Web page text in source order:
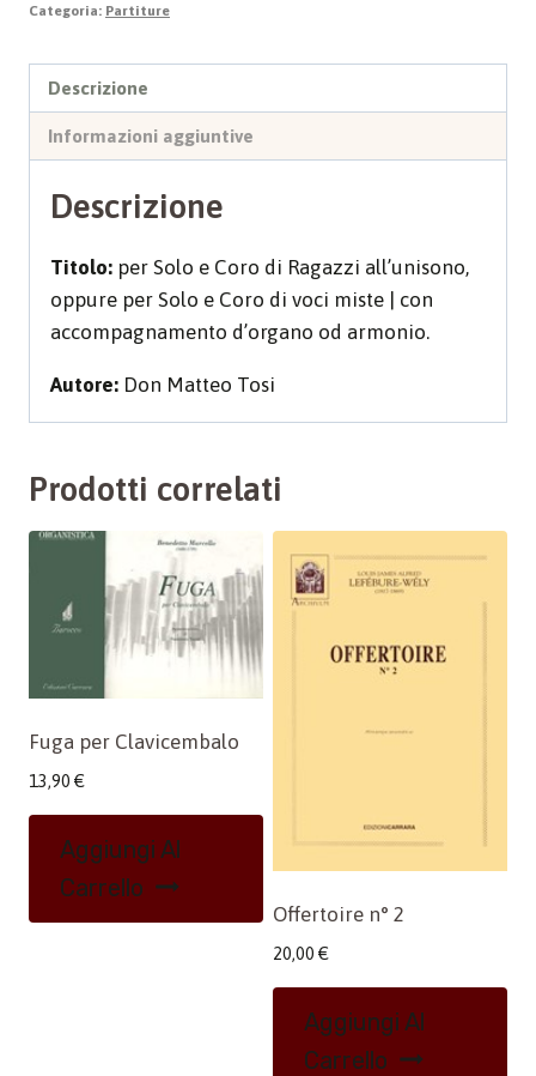
Categoria: Partiture
Descrizione
Informazioni aggiuntive
Descrizione
Titolo: per Solo e Coro di Ragazzi all’unisono,
oppure per Solo e Coro di voci miste | con
accompagnamento d’organo od armonio.
Autore: Don Matteo Tosi
Prodotti correlati
Fuga per Clavicembalo
13,90 €
Aggiungi Al
Carrello
Offertoire n° 2
20,00 €
Aggiungi Al
Carrello